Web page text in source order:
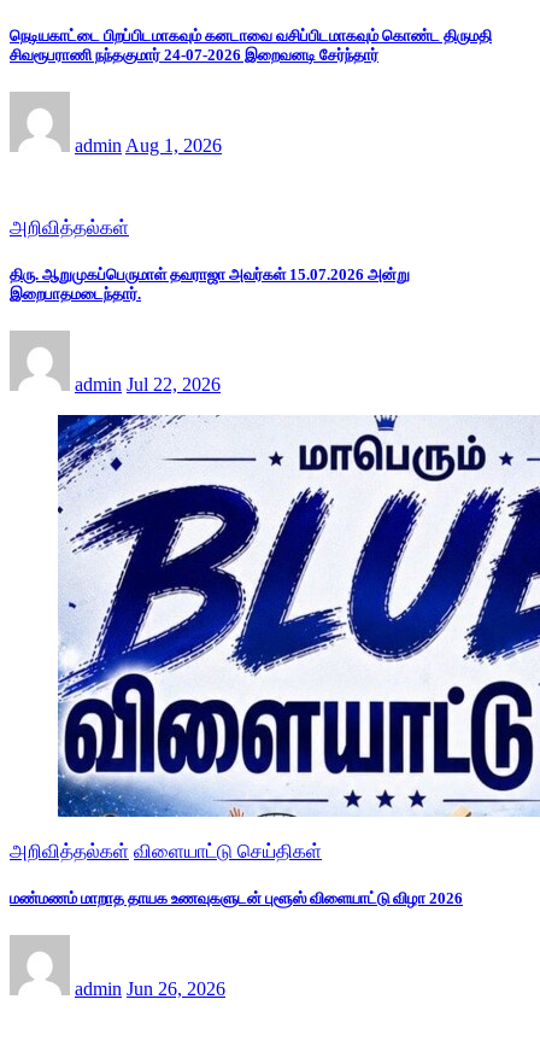
நெடியகாட்டை பிறப்பிடமாகவும் கனடாவை வசிப்பிடமாகவும் கொண்ட திருமதி
சிவரூபராணி நந்தகுமார் 24-07-2026 இறைவனடி சேர்ந்தார்
admin Aug 1, 2026
அறிவித்தல்கள்
திரு. ஆறுமுகப்பெருமாள் தவராஜா அவர்கள் 15.07.2026 அன்று
இறைபாதமடைந்தார்.
admin Jul 22, 2026
அறிவித்தல்கள் விளையாட்டு செய்திகள்
மண்மணம் மாறாத தாயக உணவுகளுடன் புளூஸ் விளையாட்டு விழா 2026
admin Jun 26, 2026